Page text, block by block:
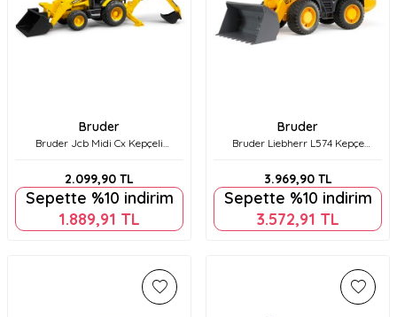
Bruder
Bruder Jcb Midi Cx Kepçeli
2.099,90 TL
Sepette %10 indirim
1.889,91 TL
Bruder
Bruder Liebherr L574 Kepçe
3.969,90TL
Sepette %10 indirim
3.572,91 TL